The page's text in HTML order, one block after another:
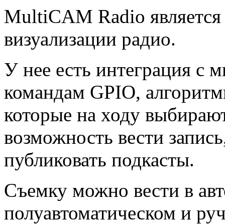
MultiCAM Radio является
визуализации радио.
У нее есть интеграция с
командам GPIO,
которые на ходу
возможность вести
публиковать подкасты.
Съемку можно вести в
полуавтоматическом и